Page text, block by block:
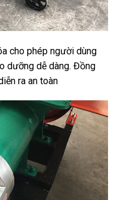
cho phép người dùng
dưỡng dễ dàng. Đồng
ra an toàn